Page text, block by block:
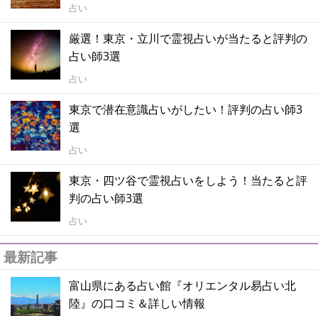
占い
厳選！東京・立川で霊視占いが当たると評判の
占い師3選
占い
東京で潜在意識占いがしたい！評判の占い師3
選
占い
東京・四ツ谷で霊視占いをしよう！当たると評
判の占い師3選
占い
最新記事
富山県にある占い館『オリエンタル易占い北
陸』の口コミ＆詳しい情報